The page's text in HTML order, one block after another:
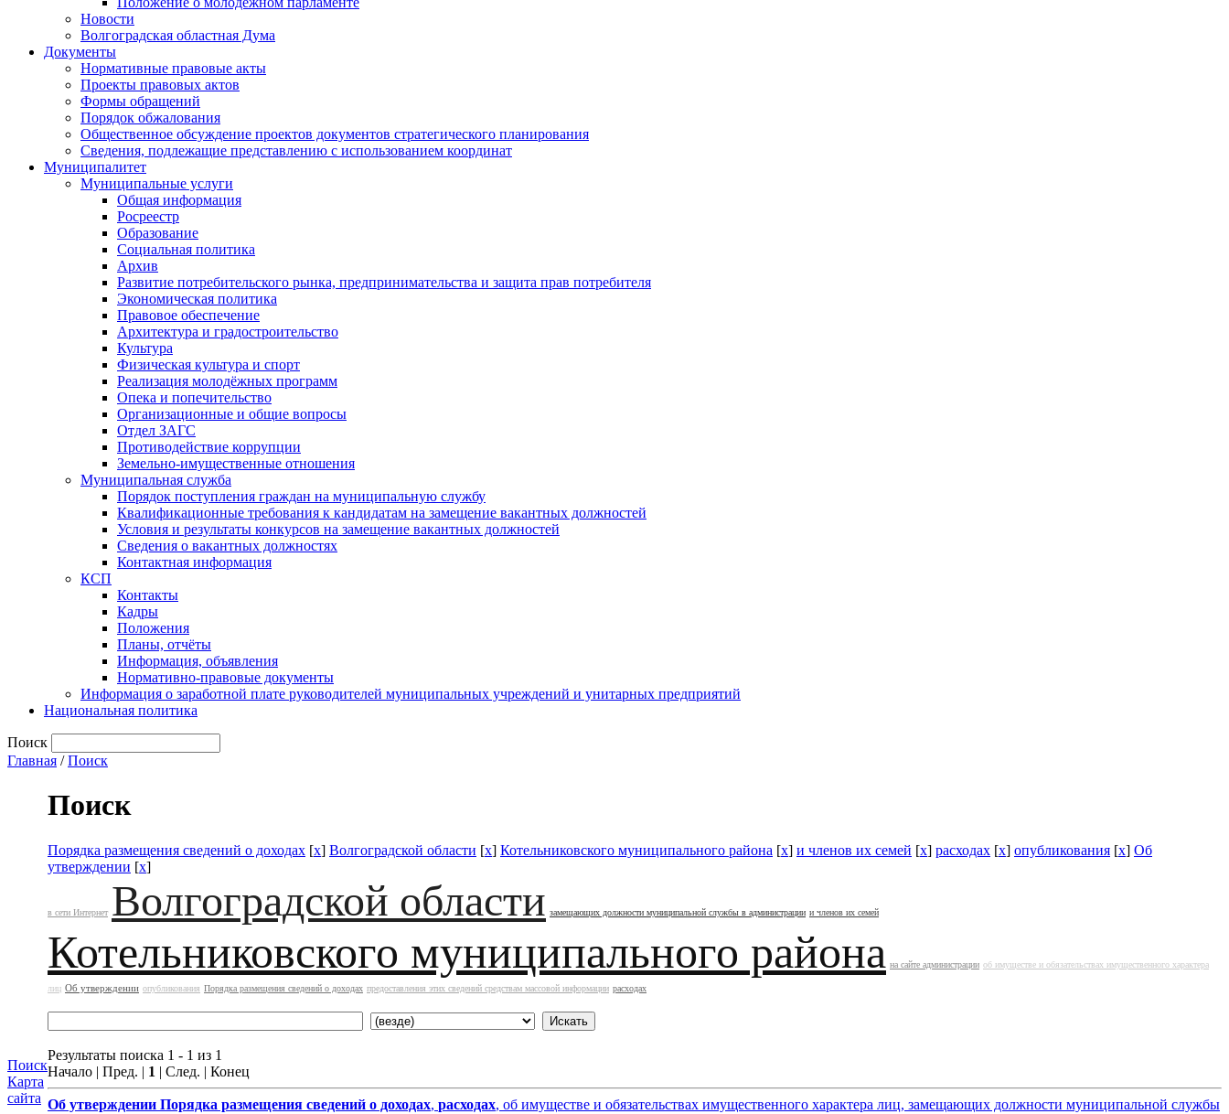
Новости
Волгоградская областная Дума
Документы
Нормативные правовые акты
Проекты правовых актов
Формы обращений
Порядок обжалования
Общественное обсуждение проектов документов стратегического планирования
Сведения, подлежащие представлению с использованием координат
Муниципалитет
Муниципальные услуги
Общая информация
Росреестр
Образование
Социальная политика
Архив
Развитие потребительского рынка, предпринимательства и защита прав потребителя
Экономическая политика
Правовое обеспечение
Архитектура и градостроительство
Культура
Физическая культура и спорт
Реализация молодёжных программ
Опека и попечительство
Организационные и общие вопросы
Отдел ЗАГС
Противодействие коррупции
Земельно-имущественные отношения
Муниципальная служба
Порядок поступления граждан на муниципальную службу
Квалификационные требования к кандидатам на замещение вакантных должностей
Условия и результаты конкурсов на замещение вакантных должностей
Сведения о вакантных должностях
Контактная информация
КСП
Контакты
Кадры
Положения
Планы, отчёты
Информация, объявления
Нормативно-правовые документы
Информация о заработной плате руководителей муниципальных учреждений и унитарных предприятий
Национальная политика
Поиск
Главная /Поиск
Поиск
Карта
сайта
Поиск
Порядка размещения сведений о доходах [x] Волгоградской области [x] Котельниковского муниципального района [x] и членов их семей [x] расходах [x] опубликования [x] Об
утверждении [x]
в сети Интернет Волгоградской области замещающих должности муниципальной службы в администрации и членов их семей
Котельниковского муниципального района на сайте администрации об имуществе и обязательствах имущественного характера
лиц Об утверждении опубликования Порядка размещения сведений о доходах предоставления этих сведений средствам массовой информации расходах
Результаты поиска 1 - 1 из 1
Начало | Пред. | 1 | След. | Конец
Об утверждении Порядка размещения сведений о доходах, расходах, об имуществе и обязательствах имущественного характера лиц, замещающих должности муниципальной службы